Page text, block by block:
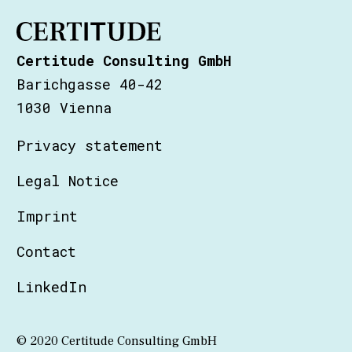
Certitude Consulting GmbH
Barichgasse 40-42
1030 Vienna
Privacy statement
Legal Notice
Imprint
Contact
LinkedIn
© 2020 Certitude Consulting GmbH